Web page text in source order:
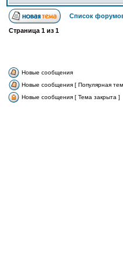
Список
Страница 1 из 1
Новые сообщения
Новые сообщения [ Популярная
Новые сообщения [ Тема закрыта ]